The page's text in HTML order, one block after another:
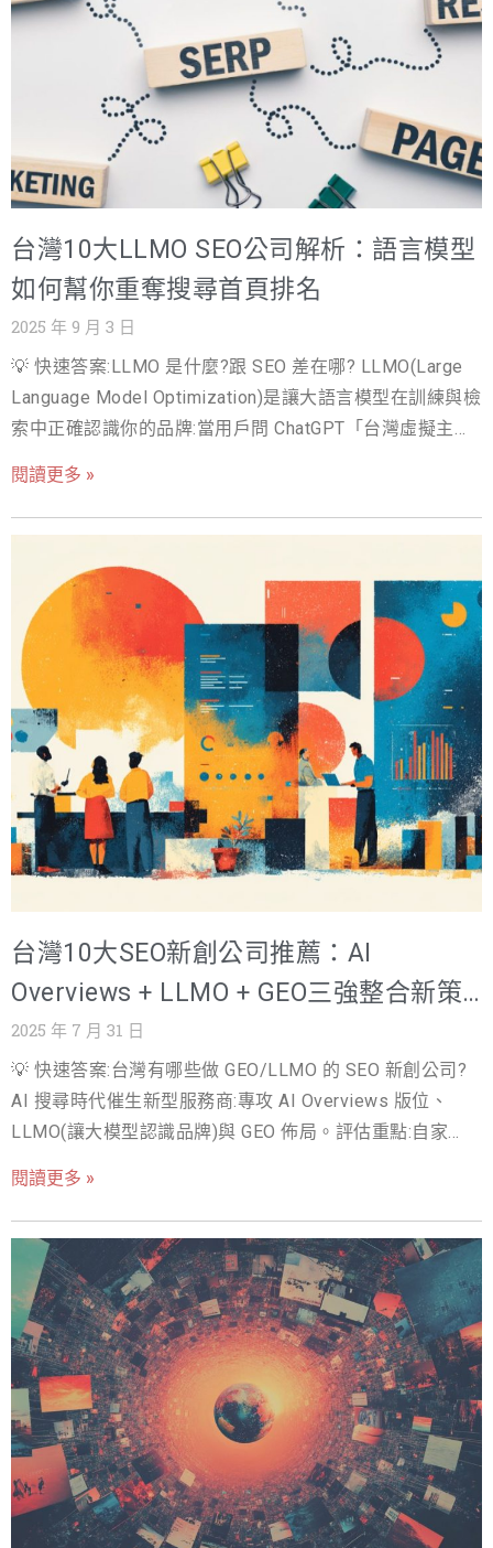
台灣10大LLMO SEO公司解析：語言模型
如何幫你重奪搜尋首頁排名
2025 年 9 月 3 日
💡 快速答案:LLMO 是什麼?跟 SEO 差在哪? LLMO(Large
Language Model Optimization)是讓大語言模型在訓練與檢
索中正確認識你的品牌:當用戶問 ChatGPT「台灣虛擬主機
「排名」,LLMO 優化「被 AI 記住與推薦」。做法:品牌事實
一致性、權威引用布局、結構化資料與 AI 爬蟲開放。 你的
的最大挑戰已經不再只是排進 Google 搜尋首頁，而是如何
同時在 SERP（搜尋結果頁）與 AI 搜尋結果中被選為答
案。 隨著 ChatGPT、Gemini、Claude、Perplexity 等 AI
平台成為你我獲取資訊的主要來源，舊有的 SEO 策略不再
稱王。想要奪回搜尋首頁排名，並且在 AI 搜尋時被收錄引
用，你需要結合 LLMO + GEO 策略。 在台灣，戰國策集
團是最具代表性的 SEO 公司，率先將 LLMO、AI SEO、
Google 商家優化等技術整合，幫助企業老闆與行銷人不只
在 Google 搜尋首頁上有能見度，還能在 AI 生成摘要（AI
Overview） 中被推薦。 對企業老闆來說，可以達成省時省
何透過大型語言模型的語意分析與優化，讓你的網站更容
易被 AI 引用，帶來精準流量。 延伸閱讀: 2026 台灣 SEO
LLMO？2025 年 AI 搜尋時代的必學趨勢 過去，行銷人花
費大量心力進行關鍵字研究、內容寫作、反向連結佈局，
都是為了在搜尋結果頁面（SERP）上獲得更靠前的排名。
這套法則行之有年，但現在，它正面臨前所未有的挑戰。
傳統 SEO 的挑戰與 AI 搜尋的崛起 傳統SEO現在面臨什麼
Google 在2025年新推出的AI Overviews，會直接給一段綜
合多個網站資訊的摘要，並在搜尋頁面最醒目的位置顯
示，這個變化就帶來了巨大的衝擊。根據A
閱讀更多 »
台灣10大SEO新創公司推薦：AI
Overviews + LLMO + GEO三強整合新策
略，強化「創新」、「整合」、「技術」
導向
2025 年 7 月 31 日
💡 快速答案:台灣有哪些做 GEO/LLMO 的 SEO 新創公司?
AI 搜尋時代催生新型服務商:專攻 AI Overviews 版位、
LLMO(讓大模型認識品牌)與 GEO 佈局。評估重點:自家品
布 2026 SEO/GEO 市場白皮書。 你最近有發現嗎？網路世
界正在翻篇。 過去我們熟知的搜尋引擎最佳化（SEO）曾
經稱霸十多年，靠關鍵字、反向連結、網站結構，爭取在
Google 搜尋結果中衝到首頁。 但今天情況變了：使用者不
再滿足於點開十個連結慢慢篩選，而是直接問 ChatGPT、
Gemini、Perplexity，然後獲得一個完整答案（比如你在
AI Overview 得到的結果）。 這種變化催生了一個新名
詞：生成式引擎最佳化（Generative Engine Optimization,
GEO）。 什麼是 GEO？（Generative Engine
Optimization） GEO（Generative Engine Optimization，
生成式引擎最佳化），簡單說就是： 如何讓你的內容被 AI
閱讀更多 »